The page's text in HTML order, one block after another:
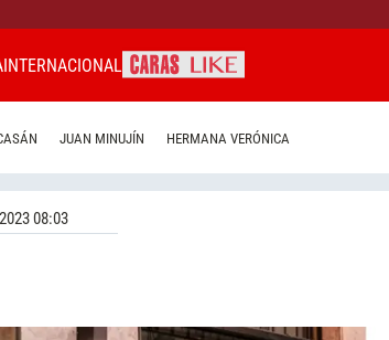
INTERNACIONAL
JUAN MINUJÍN HERMANA VERÓNICA
08:03